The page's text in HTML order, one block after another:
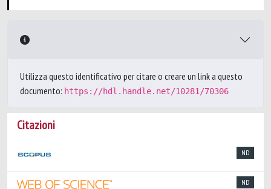
Utilizza questo identificativo per citare o creare un link a questo
documento: https://hdl.handle.net/10281/70306
Citazioni
ND
ND